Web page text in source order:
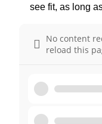
see fit, as long
No content
reload this